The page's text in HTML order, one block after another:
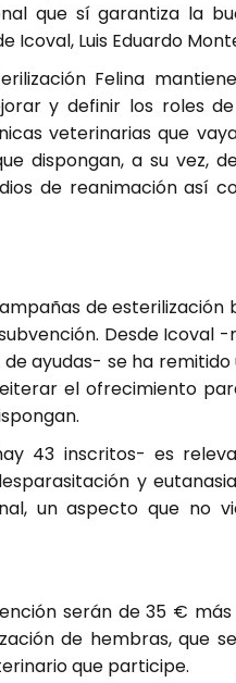
que sí garantiza la
Icoval, Luis Eduardo
Felina
y definir los roles
veterinarias que
dispongan, a su vez,
de reanimación así
de esterilización
Desde Icoval -
ayudas- se ha remitido
el ofrecimiento
43 inscritos- es
y
un aspecto que no
serán de 35 € más
de hembras, que
que participe.